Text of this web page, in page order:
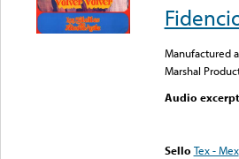
Manufactured
Marshal
Audio excerpt
Sello Tex - Mex